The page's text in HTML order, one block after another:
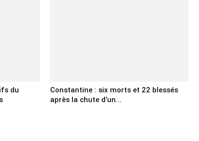
du
Constantine : six morts et 22 blessés
après la chute d’un...